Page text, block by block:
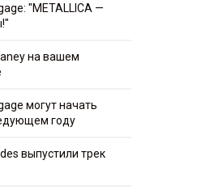
"METALLICA —
на вашем
могут начать
году
выпустили трек